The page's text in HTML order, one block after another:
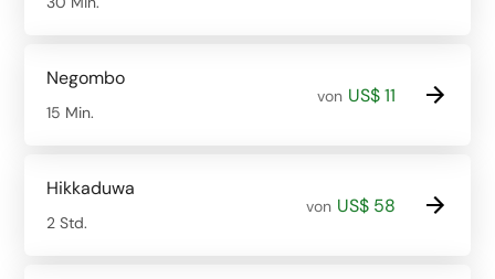
Negombo
15 Min.
von US$ 11
Hikkaduwa
2 Std.
von US$ 58